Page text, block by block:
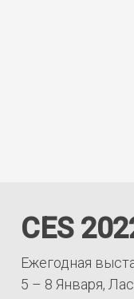
CES
Ежегодная
5 – 8 Января,